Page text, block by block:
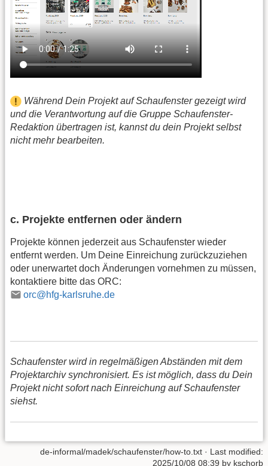
Während Dein Projekt auf Schaufenster gezeigt wird
und die Verantwortung auf die Gruppe Schaufenster-
Redaktion übertragen ist, kannst du dein Projekt selbst
nicht mehr bearbeiten.
c. Projekte entfernen oder ändern
Projekte können jederzeit aus Schaufenster wieder
entfernt werden. Um Deine Einreichung zurückzuziehen
oder unerwartet doch Änderungen vornehmen zu müssen,
kontaktiere bitte das ORC:
orc@hfg-karlsruhe.de
Schaufenster wird in regelmäßigen Abständen mit dem
Projektarchiv synchronisiert. Es ist möglich, dass du Dein
Projekt nicht sofort nach Einreichung auf Schaufenster
siehst.
de-informal/madek/schaufenster/how-to.txt · Last modified:
2025/10/08 08:39 by kschorb